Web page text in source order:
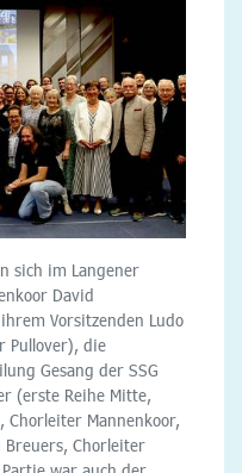
sich im Langener
David
Vorsitzenden Ludo
Pullover), die
Gesang der SSG
(erste Reihe Mitte,
Chorleiter Mannenkoor,
Breuers, Chorleiter